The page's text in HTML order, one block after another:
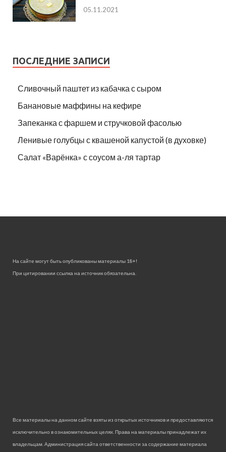
05.11.2021
ПОСЛЕДНИЕ ЗАПИСИ
Сливочный паштет из кабачка с сыром
Банановые маффины на кефире
Запеканка с фаршем и стручковой фасолью
Ленивые голубцы с квашеной капустой (в духовке)
Салат «Варёнка» с соусом а-ля тартар
На сайте могут быть опубликованы материалы 18+!
При цитировании ссылка на источник обязательна.
Все материалы на данном сайте взяты из открытых источников и предоставляются
исключительно в ознакомительных целях. Права на материалы принадлежат их
владельцам. Администрация сайта ответственности за содержание материала